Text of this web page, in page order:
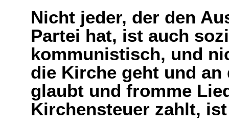
Nicht jeder, der den
Partei hat, ist auch
kommunistisch, und
die Kirche geht und
glaubt und fromme
Kirchensteuer zahlt,